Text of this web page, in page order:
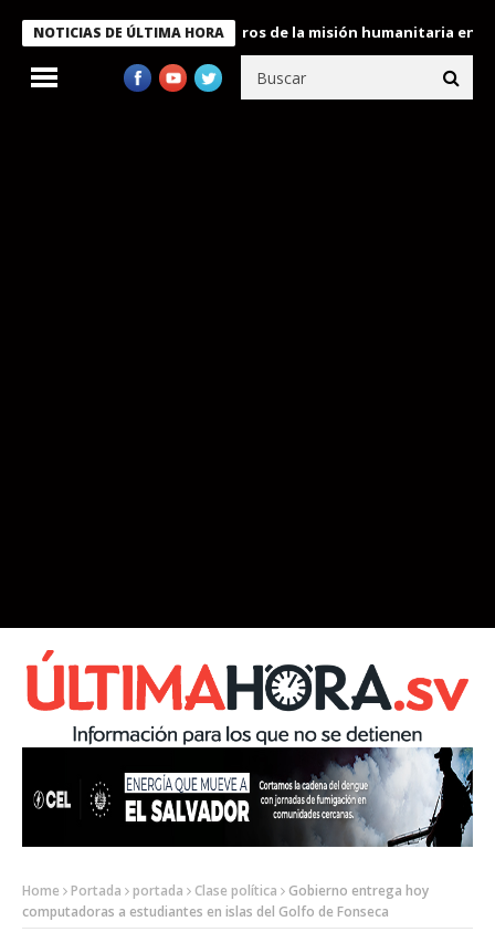
NOTICIAS DE ÚLTIMA HORA
Bukele condecora a miembros de la misión humanitaria enviada
Home Portada portada Clase política
Gobierno entrega hoy
computadoras a estudiantes en islas del Golfo de Fonseca